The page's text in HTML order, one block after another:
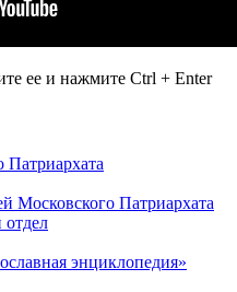
ее и нажмите Ctrl + Enter
Московского Патриархата
энциклопедия»